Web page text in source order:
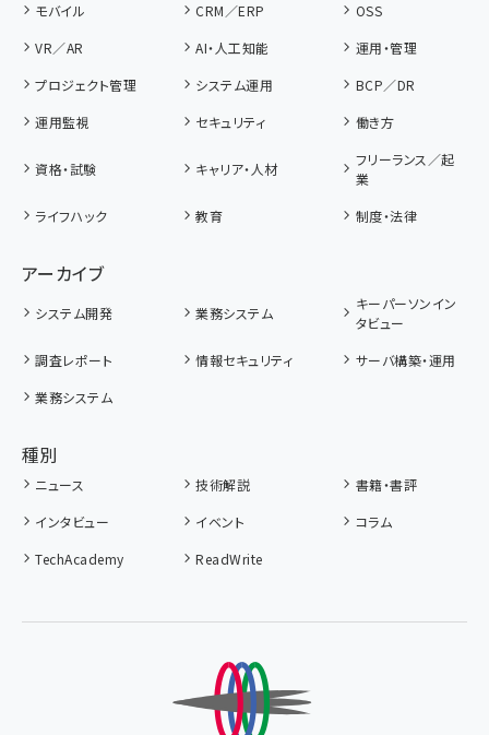
モバイル
CRM／ERP
OSS
VR／AR
AI・人工知能
運用・管理
プロジェクト管理
システム運用
BCP／DR
運用監視
セキュリティ 働き方
資格・試験 キャリア・人材
フリーランス／起
業
ライフハック
教育 制度・法律
アーカイブ
システム開発 業務システム
キーパーソンイン
タビュー
調査レポート
情報セキュリティ
サーバ構築・運用
業務システム
種別
ニュース 技術解説
書籍・書評
インタビュー
イベント
コラム
TechAcademy
ReadWrite